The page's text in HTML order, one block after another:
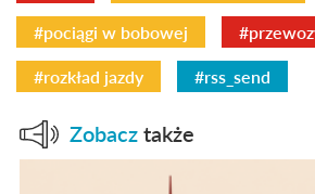
#pociągi w bobowej
#rozkład jazdy #rss_send
Zobacz także